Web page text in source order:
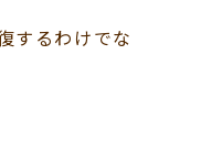
するわけでな